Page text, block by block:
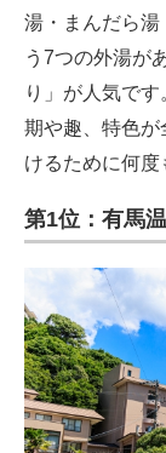
湯・まんだら湯
う7つの外湯が
り」が人気で
期や趣、特色が
けるために何度
第1位：有馬